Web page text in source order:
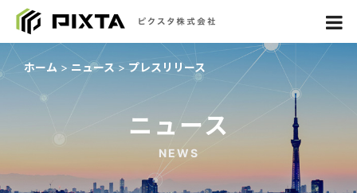
ホーム ニュース プレスリリース
ニュース
NEWS